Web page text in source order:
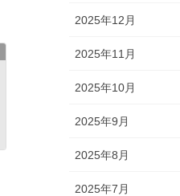
2025年12月
2025年11月
2025年10月
2025年9月
2025年8月
2025年7月